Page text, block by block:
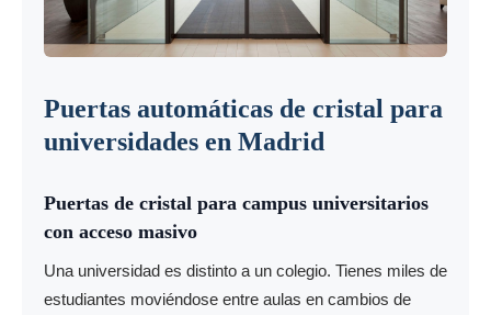
Puertas automáticas de cristal para
universidades en Madrid
Puertas de cristal para campus universitarios
con acceso masivo
Una universidad es distinto a un colegio. Tienes miles de
estudiantes moviéndose entre aulas en cambios de